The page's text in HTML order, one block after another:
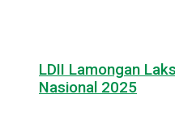
LDII Lamongan
Nasional 2025